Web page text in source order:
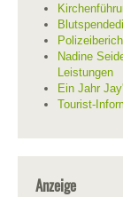
Nadine
Leistungen
Ein Jahr
Tourist-
Anzeige